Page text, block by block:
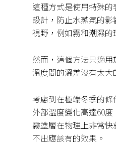
這種方式是使用特殊
設計，防止水蒸氣的
視野，例如霧和潮濕的
然而，這個方法只適
溫度間的溫差沒有太大
考慮到在極端冬季的
外部溫度變化高達60
霧塗層在物理上非常
不出應該有的效果。